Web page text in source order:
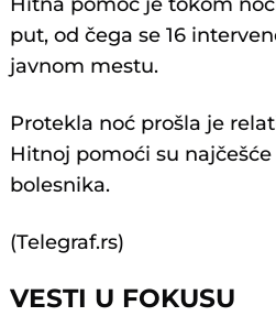
Hitna pomoć je tokom
put, od čega se 16
javnom mestu.
Protekla noć prošla je
Hitnoj pomoći su
bolesnika.
(Telegraf.rs)
VESTI U FOKUSU